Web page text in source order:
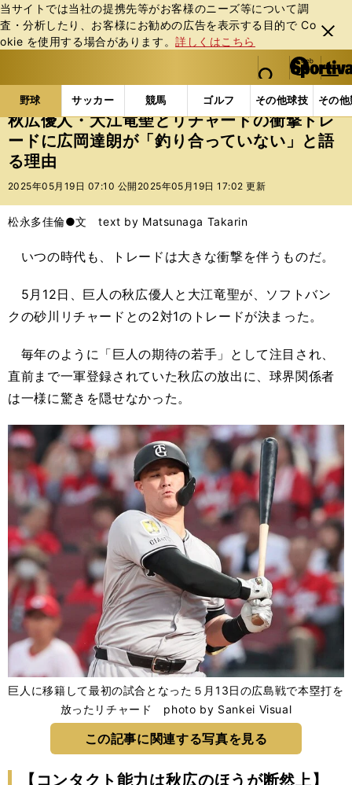
当サイトでは当社の提携先等がお客様のニーズ等について調
査・分析したり、お客様にお勧めの広告を表⽰する⽬的で Co
okie を使⽤する場合があります。詳しくはこちら
閉じ
る
web Sportiva (webスポルティーバ)
検索
マイペ
ー
ジ
メニュ
野球 サッカー 競馬 ゴルフ その他球技 その
b
ス
ポ
ル
テ
ー
バ
野球の記事一覧 プロ野球 秋広優人・大江竜聖とリ
秋広優人・大江竜聖とリチャードの衝撃トレ
ードに広岡達朗が「釣り合っていない」と語
る理由
2025年05月19日 07:10 公開 2025年05月19日 17:02 更新
松永多佳倫●文 text by Matsunaga Takarin
いつの時代も、トレードは大きな衝撃を伴うものだ。
5月12日、巨人の秋広優人と大江竜聖が、ソフトバン
クの砂川リチャードとの2対1のトレードが決まった。
毎年のように「巨人の期待の若手」として注目され、
直前まで一軍登録されていた秋広の放出に、球界関係者
は一様に驚きを隠せなかった。
巨人に移籍して最初の試合となった５月13日の広島戦で本塁打を
放ったリチャード photo by Sankei Visual
この記事に関連する写真を見る
【コンタクト能力は秋広のほうが断然上】